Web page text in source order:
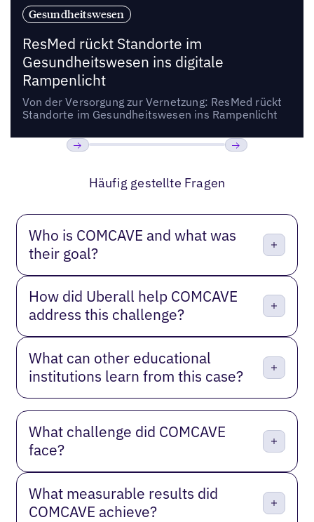
Gesundheitswesen
ResMed rückt Standorte im
Gesundheitswesen ins digitale
Rampenlicht
Von der Versorgung zur Vernetzung: ResMed rückt
Standorte im Gesundheitswesen ins Rampenlicht
Häufig gestellte Fragen
Who is COMCAVE and what was
their goal?
How did Uberall help COMCAVE
address this challenge?
What can other educational
institutions learn from this case?
What challenge did COMCAVE
face?
What measurable results did
COMCAVE achieve?